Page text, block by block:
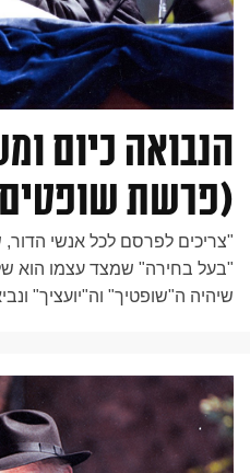
הנבואה כיום
(פרשת
"צריכים לפרסם לכל אנשי הדור,
"בעל בחירה" שמצד עצמו הוא
שיהיה ה"שופטיך" וה"יועציך"